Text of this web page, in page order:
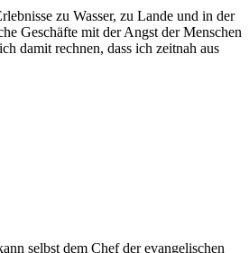
zu Wasser, zu Lande und in der
Geschäfte mit der Angst der Menschen
damit rechnen, dass ich zeitnah aus
selbst dem Chef der evangelischen